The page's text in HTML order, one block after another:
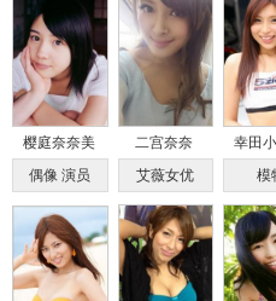
樱庭奈奈美
偶像 演员
二宫奈奈
艾薇女优
幸田
模